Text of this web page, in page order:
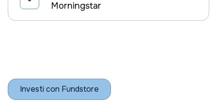
Morningstar
Investi con Fundstore